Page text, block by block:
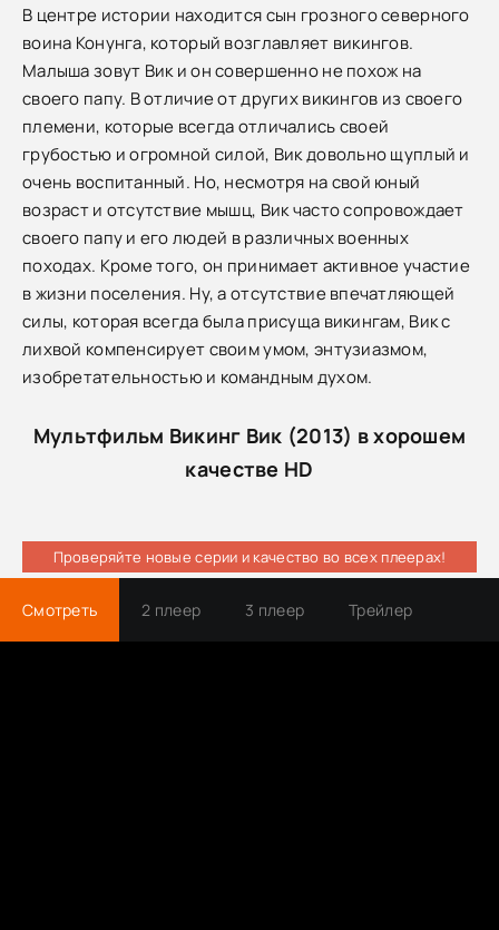
В центре истории находится сын грозного северного
воина Конунга, который возглавляет викингов.
Малыша зовут Вик и он совершенно не похож на
своего папу. В отличие от других викингов из своего
племени, которые всегда отличались своей
грубостью и огромной силой, Вик довольно щуплый и
очень воспитанный. Но, несмотря на свой юный
возраст и отсутствие мышц, Вик часто сопровождает
своего папу и его людей в различных военных
походах. Кроме того, он принимает активное участие
в жизни поселения. Ну, а отсутствие впечатляющей
силы, которая всегда была присуща викингам, Вик с
лихвой компенсирует своим умом, энтузиазмом,
изобретательностью и командным духом.
Мультфильм Викинг Вик (2013) в хорошем
качестве HD
Проверяйте новые серии и качество во всех плеерах!
Смотреть 2 плеер 3 плеер Трейлер